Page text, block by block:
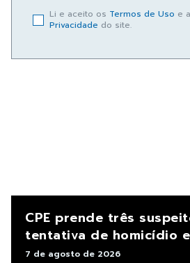
Li e aceito os Termos de Uso e a
Privacidade do site.
CPE prende três
tentativa de homicídio
7 de agosto de 2026